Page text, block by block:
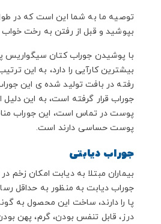
توصیه ما به شما این است که در
بپوشید و قبل از رفتن به رخت خواب
با پوشیدن جوراب کتان سیگواریس
بیشترین کارآیی را دارد، به این
رفته در بافت تولید شده ی این
جوراب قرار گرفته است، به این
پوست در تماس است، این جوراب
پوست حساسی دارند است.
جوراب دیابتی
بیماران مبتلا به دیابت امکان زخم در
جوراب دیابت به منظور به حداقل
پا را دارند، ساخت این محصول به
درز، قابل تنفس بودن، گرم، پهن